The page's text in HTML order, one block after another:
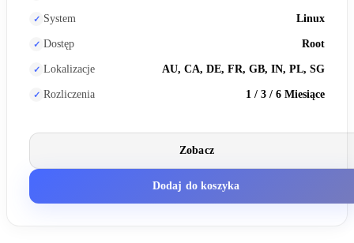
System Linux
Dostęp Root
Lokalizacje AU, CA, DE, FR, GB, IN, PL, SG
Rozliczenia 1 / 3 / 6 Miesiące
Zobacz
Dodaj do koszyka